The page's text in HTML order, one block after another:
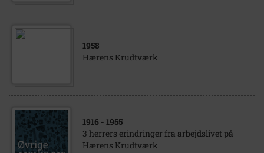
1958
Hærens Krudtværk
1916 - 1955
3 herrers erindringer fra arbejdslivet på
Hærens Krudtværk